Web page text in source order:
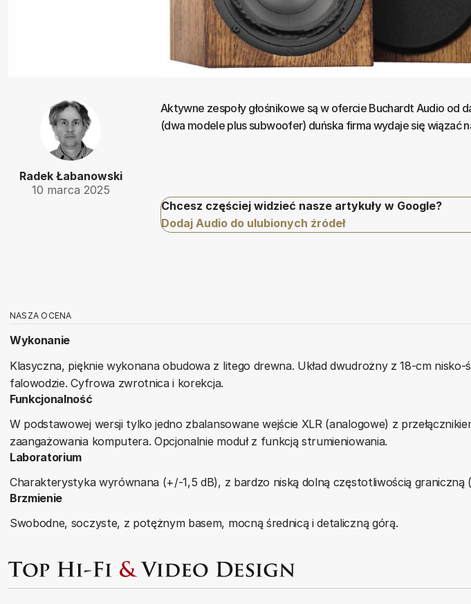
Radek Łabanowski
10 marca 2025
Aktywne zespoły głośnikowe są w ofercie Buchardt Audio od
(dwa modele plus subwoofer) duńska firma wydaje się wiązać
Chcesz częściej widzieć nasze artykuły w Google?
Dodaj Audio do ulubionych źródeł
NASZA OCENA
Wykonanie
Klasyczna, pięknie wykonana obudowa z litego drewna. Układ dwudrożny z 18-cm
falowodzie. Cyfrowa zwrotnica i korekcja.
Funkcjonalność
W podstawowej wersji tylko jedno zbalansowane wejście XLR (analogowe) z
zaangażowania komputera. Opcjonalnie moduł z funkcją strumieniowania.
Laboratorium
Charakterystyka wyrównana (+/-1,5 dB), z bardzo niską dolną częstotliwością graniczną
Brzmienie
Swobodne, soczyste, z potężnym basem, mocną średnicą i detaliczną górą.